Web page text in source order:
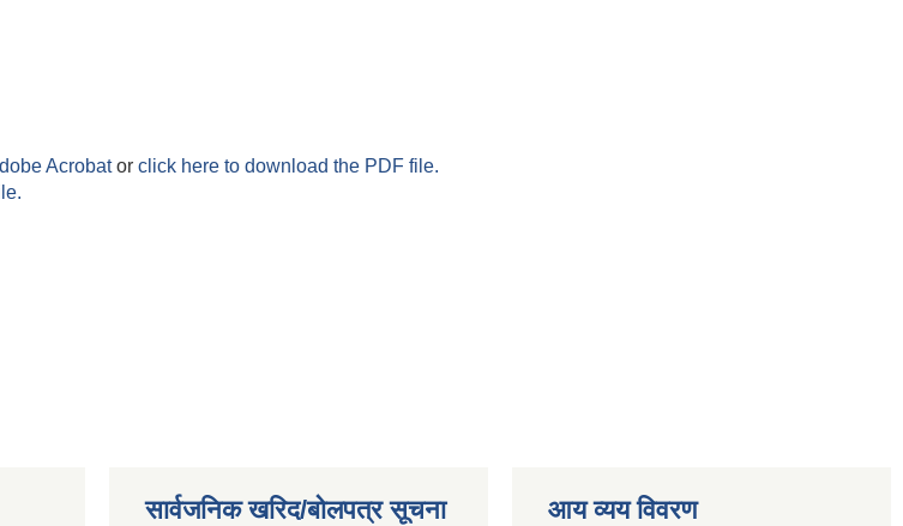
Acrobator click here to download the PDF file.
सार्वजनिक खरिद/बोलपत्र सूचना आय व्यय विवरण